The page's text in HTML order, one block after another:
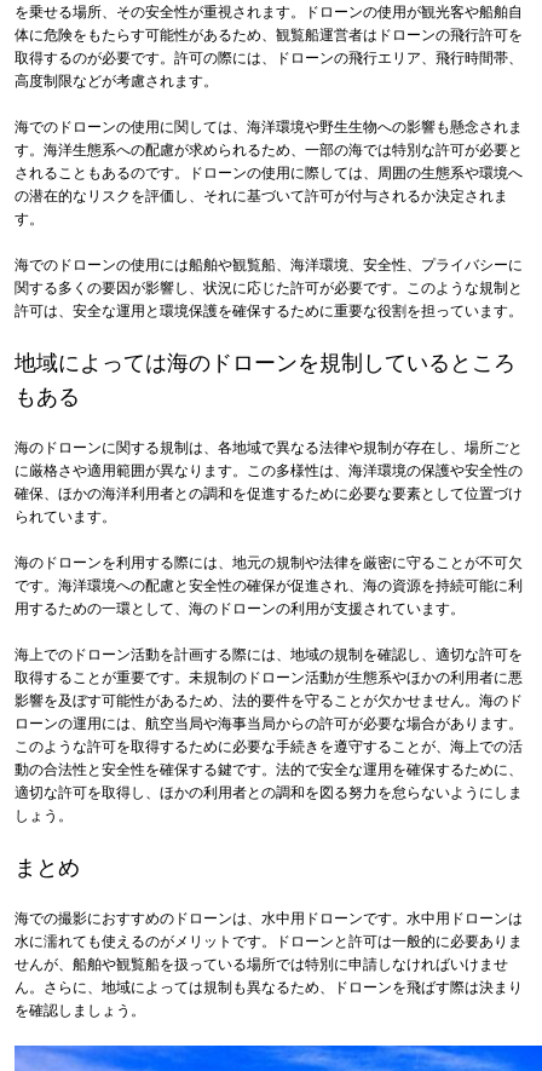
を乗せる場所、その安全性が重視されます。ドローンの使用が観光客や船舶自
体に危険をもたらす可能性があるため、観覧船運営者はドローンの飛行許可を
取得するのが必要です。許可の際には、ドローンの飛行エリア、飛行時間帯、
高度制限などが考慮されます。
海でのドローンの使用に関しては、海洋環境や野生生物への影響も懸念されま
す。海洋生態系への配慮が求められるため、一部の海では特別な許可が必要と
されることもあるのです。ドローンの使用に際しては、周囲の生態系や環境へ
の潜在的なリスクを評価し、それに基づいて許可が付与されるか決定されま
す。
海でのドローンの使用には船舶や観覧船、海洋環境、安全性、プライバシーに
関する多くの要因が影響し、状況に応じた許可が必要です。このような規制と
許可は、安全な運用と環境保護を確保するために重要な役割を担っています。
地域によっては海のドローンを規制しているところ
もある
海のドローンに関する規制は、各地域で異なる法律や規制が存在し、場所ごと
に厳格さや適用範囲が異なります。この多様性は、海洋環境の保護や安全性の
確保、ほかの海洋利用者との調和を促進するために必要な要素として位置づけ
られています。
海のドローンを利用する際には、地元の規制や法律を厳密に守ることが不可欠
です。海洋環境への配慮と安全性の確保が促進され、海の資源を持続可能に利
用するための一環として、海のドローンの利用が支援されています。
海上でのドローン活動を計画する際には、地域の規制を確認し、適切な許可を
取得することが重要です。未規制のドローン活動が生態系やほかの利用者に悪
影響を及ぼす可能性があるため、法的要件を守ることが欠かせません。海のド
ローンの運用には、航空当局や海事当局からの許可が必要な場合があります。
このような許可を取得するために必要な手続きを遵守することが、海上での活
動の合法性と安全性を確保する鍵です。法的で安全な運用を確保するために、
適切な許可を取得し、ほかの利用者との調和を図る努力を怠らないようにしま
しょう。
まとめ
海での撮影におすすめのドローンは、水中用ドローンです。水中用ドローンは
水に濡れても使えるのがメリットです。ドローンと許可は一般的に必要ありま
せんが、船舶や観覧船を扱っている場所では特別に申請しなければいけませ
ん。さらに、地域によっては規制も異なるため、ドローンを飛ばす際は決まり
を確認しましょう。